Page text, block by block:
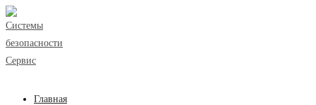
Перейти
к
содержимому
Главная